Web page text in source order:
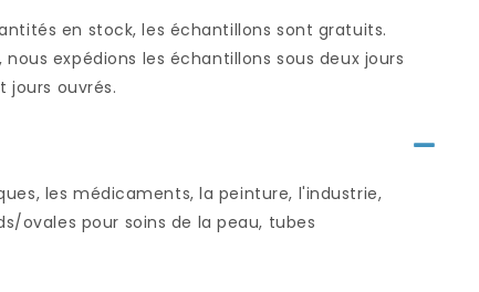
en stock, les échantillons sont gratuits.
expédions les échantillons sous deux jours
jours ouvrés.
les médicaments, la peinture, l'industrie,
ovales pour soins de la peau, tubes